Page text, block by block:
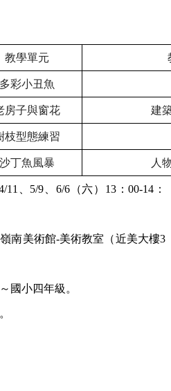
教學單元
多彩小丑魚
房子與窗花 建
枝型態練習
沙丁魚風暴 人
11 5/9 6/6（六） 13：00-14 ：
南美術館-美術教室（近美大樓3
國小四年級。